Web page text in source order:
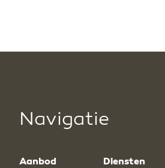
Navigatie
Aanbod
Diensten